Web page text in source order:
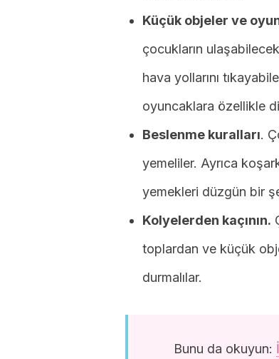
Küçük objeler ve
çocukların
hava yollarını
oyuncaklara özellikle
Beslenme kuralları.
yemeliler. Ayrıca
yemekleri düzgün bir
Kolyelerden kaçının.
toplardan ve küçük
durmalılar.
Bunu da okuyun: